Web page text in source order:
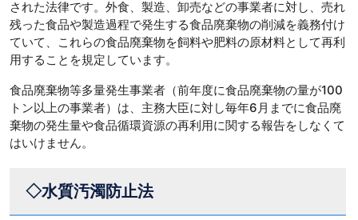
された法律です。外食、製造、卸売などの事業者に対し、売れ
残った食品や製造過程で発生する食品廃棄物の削減を義務付け
ていて、これらの食品廃棄物を飼料や肥料の原材料として再利
用することを規定しています。
食品廃棄物等多量発生事業者（前年度に食品廃棄物の量が100
トン以上の事業者）は、主務大臣に対し毎年6月までに食品廃
棄物の発生量や食品循環資源の再利用に関する報告をしなくて
はいけません。
◇水質汚濁防止法